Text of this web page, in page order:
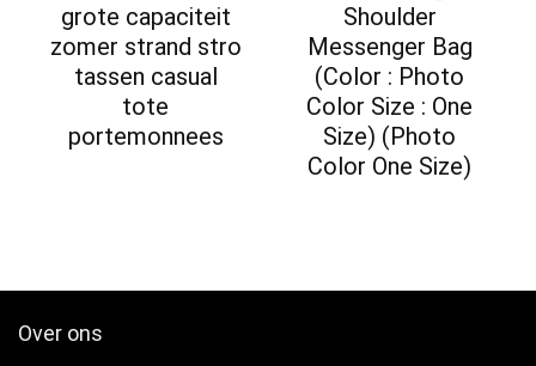
grote capaciteit
zomer strand stro
tassen casual
tote
portemonnees
Shoulder
Messenger Bag
(Color : Photo
Color Size : One
Size) (Photo
Color One Size)
Over ons